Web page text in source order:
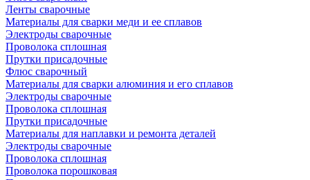
Ленты сварочные
Материалы для сварки меди и ее сплавов
Электроды сварочные
Проволока сплошная
Прутки присадочные
Флюс сварочный
Материалы для сварки алюминия и его сплавов
Электроды сварочные
Проволока сплошная
Прутки присадочные
Материалы для наплавки и ремонта деталей
Электроды сварочные
Проволока сплошная
Проволока порошковая